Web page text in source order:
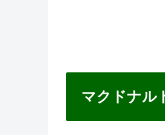
マクドナル